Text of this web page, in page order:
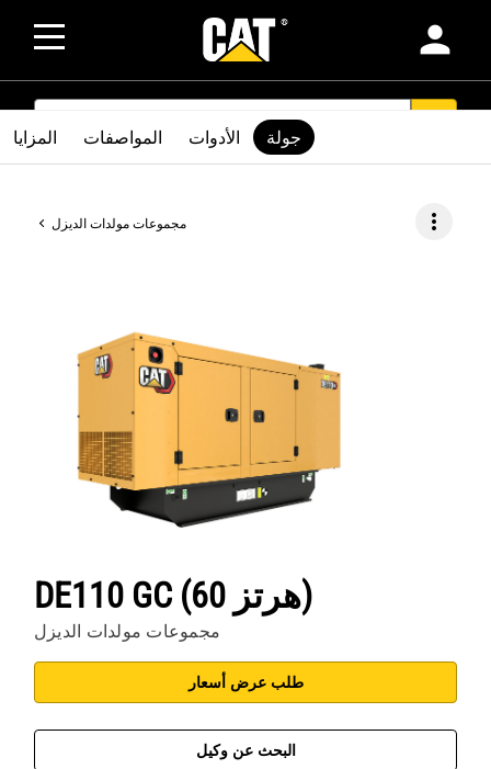
person
SEARCH
مجموعات مولدات الديزل more_vert
DE110 GC (60 هرتز)
مجموعات مولدات الديزل
طلب عرض أسعار
البحث عن وكيل
المزايا المواصفات الأدوات جولة